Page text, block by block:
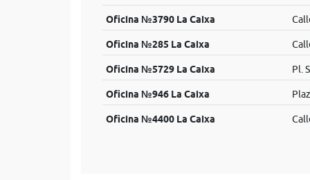
Oficina №3790 La Caixa
Oficina №285 La Caixa
Oficina №5729 La Caixa Pl.
Oficina №946 La Caixa
Oficina №4400 La Caixa